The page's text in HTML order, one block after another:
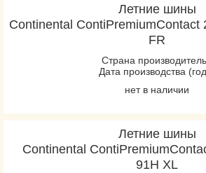
Летние шины
Continental ContiPremiumContact
FR
Страна
Дата производства
нет в наличии
Летние шины
Continental
91H XL